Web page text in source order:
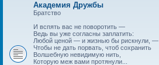
Академия Дружбы
Братство
И вспять вас не поворотить —
Ведь вы уже согласны заплатить:
Любой ценой — и жизнью бы рискнули, —
Чтобы не дать порвать, чтоб сохранить
Волшебную невидимую нить,
Которую меж вами протянули...